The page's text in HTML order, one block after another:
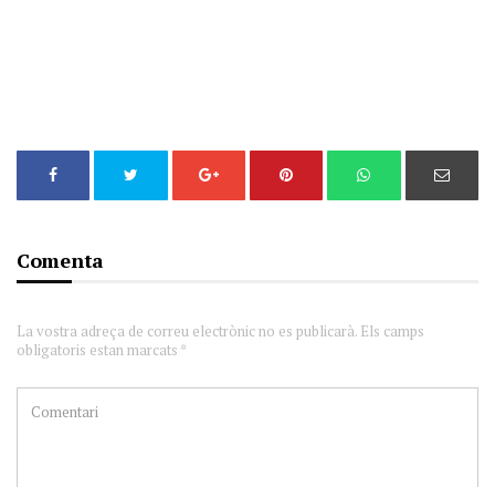
Comenta
La vostra adreça de correu electrònic no es publicarà. Els camps
obligatoris estan marcats *